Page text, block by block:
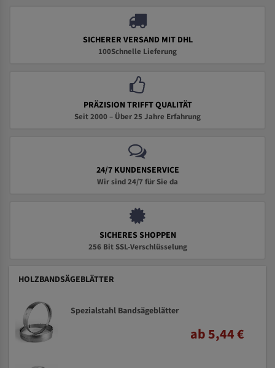
SICHERER VERSAND MIT DHL
100Schnelle Lieferung
PRÄZISION TRIFFT QUALITÄT
Seit 2000 – Über 25 Jahre Erfahrung
24/7 KUNDENSERVICE
Wir sind 24/7 für Sie da
SICHERES SHOPPEN
256 Bit SSL-Verschlüsselung
HOLZBANDSÄGEBLÄTTER
Spezialstahl Bandsägeblätter
ab 5,44 €